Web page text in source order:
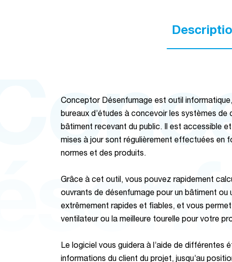
Conceptor Désenfumage est outil
bureaux d’études à concevoir les systèmes de
bâtiment recevant du public. Il est accessible
mises à jour sont régulièrement effectuées en
normes et des produits.
Grâce à cet outil, vous pouvez rapidement
ouvrants de désenfumage pour un bâtiment ou
extrêmement rapides et fiables, et vous
ventilateur ou la meilleure tourelle pour votre
Le logiciel vous guidera à l’aide de différentes
informations du client du projet, jusqu’au